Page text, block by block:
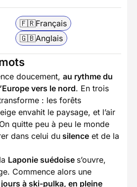
🇫🇷Français
🇬🇧Anglais
doucement, au rythme du
vers le nord. En trois
: les forêts
envahit le paysage, et l’air
quitte peu à peu le monde
dans celui du silence et de la
Laponie suédoise s’ouvre,
Commence alors une
à ski-pulka, en pleine